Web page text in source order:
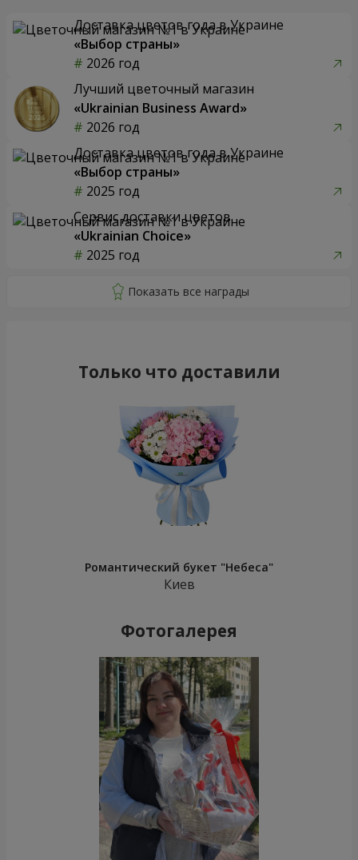
Доставка цветов года в Украине
«Выбор страны»
2026 год
Лучший цветочный магазин
«Ukrainian Business Award»
2026 год
Доставка цветов года в Украине
«Выбор страны»
2025 год
Сервис доставки цветов
«Ukrainian Choice»
2025 год
Только что доставили
Романтический букет "Небеса"
Киев
Фотогалерея